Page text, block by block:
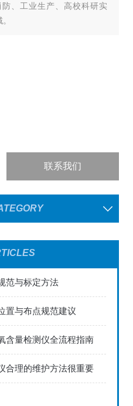
、工业生产、高校科研实
联系我们
范与标定方法
置与布点规范建议
含量检测仪全流程指南
合理的维护方法很重要